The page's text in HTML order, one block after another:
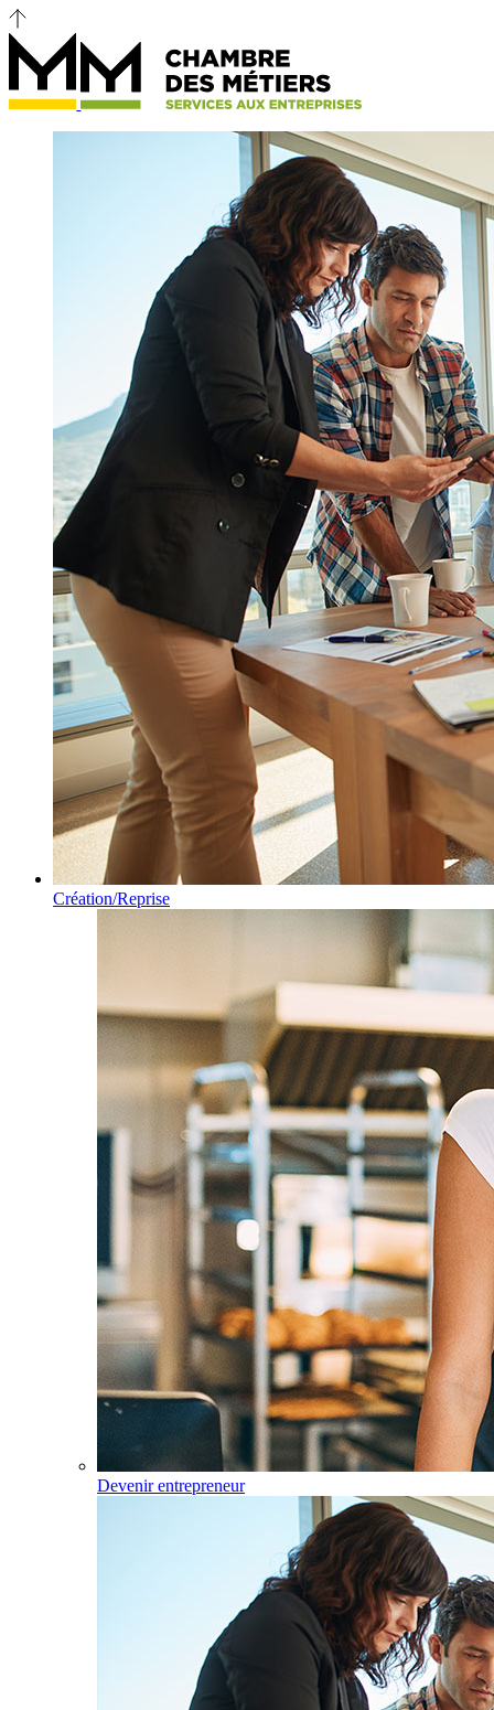
Création/Reprise
Devenir entrepreneur